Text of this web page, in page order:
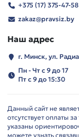
+375 (17) 375-47-58
zakaz@pravsiz.by
Наш адрес
г. Минск, ул.
Пн - Чт с 9 до 17
Пт с 9 до 15:30
Данный сайт не
отсутствует оплаты
указаны
можете узнать